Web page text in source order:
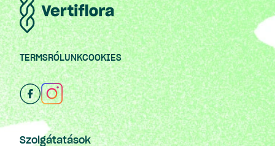
TERMSRÓLUNKCOOKIES
Szolgátatások